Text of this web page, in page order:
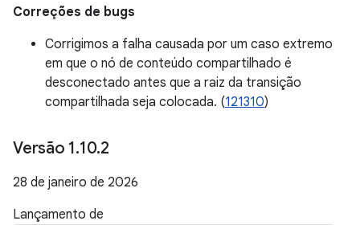
Correções de bugs
Corrigimos a falha causada por um caso extremo
em que o nó de conteúdo compartilhado é
desconectado antes que a raiz da transição
compartilhada seja colocada. (121310)
Versão 1.10.2
28 de janeiro de 2026
Lançamento de